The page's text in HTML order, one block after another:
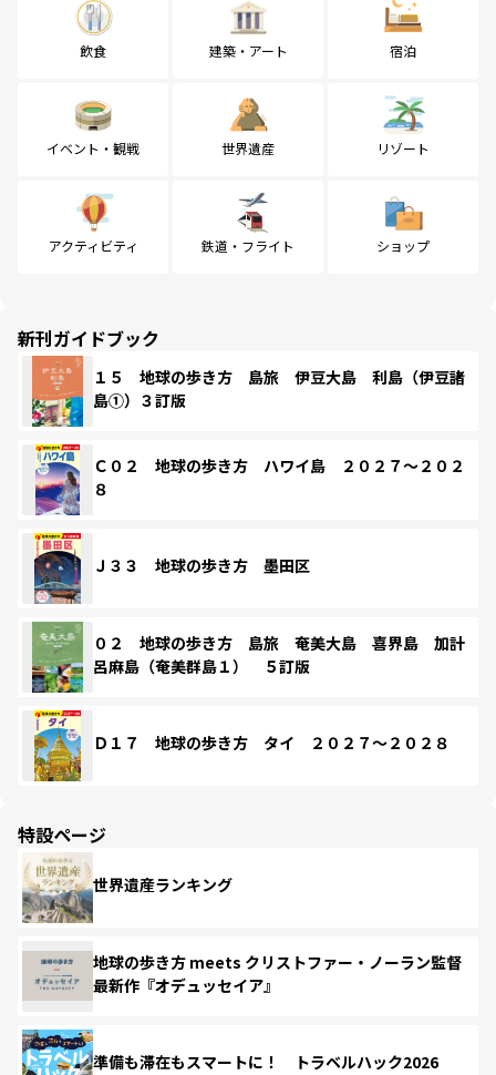
飲食 建築・アート 宿泊
イベント・観戦 世界遺産 リゾート
アクティビティ 鉄道・フライト ショップ
新刊ガイドブック
１５ 地球の歩き方 島旅 伊豆大島 利島（伊豆諸
島①）３訂版
Ｃ０２ 地球の歩き方 ハワイ島 ２０２７～２０２
８
Ｊ３３ 地球の歩き方 墨田区
０２ 地球の歩き方 島旅 奄美大島 喜界島 加計
呂麻島（奄美群島１） ５訂版
Ｄ１７ 地球の歩き方 タイ ２０２７～２０２８
特設ページ
世界遺産ランキング
地球の歩き方 meets クリストファー・ノーラン監督
最新作『オデュッセイア』
準備も滞在もスマートに！ トラベルハック2026